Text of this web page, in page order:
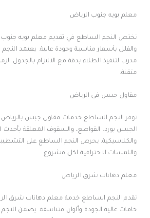
معلم بويه جنوب الرياض
تختص النجم الساطع في تقديم معلم بويه جنوب
والفلل بأسعار مناسبة وجودة عالية. يعتمد
مدرب لتنفيذ الطلاء بدقة مع الالتزام بالجدول
متقنة.
مقاول جبس في الرياض
توفر النجم الساطع خدمات مقاول جبس
الجبس بورد، القواطع، والسقوف المعلقة بأحدث
والكلاسيكية. يحرص النجم الساطع على
واللمسات الاحترافية لكل مشروع.
معلم دهانات شرق الرياض
تقدم النجم الساطع خدمة معلم دهانات شرق
خامات عالية الجودة وألوان متناسقة. يضمن